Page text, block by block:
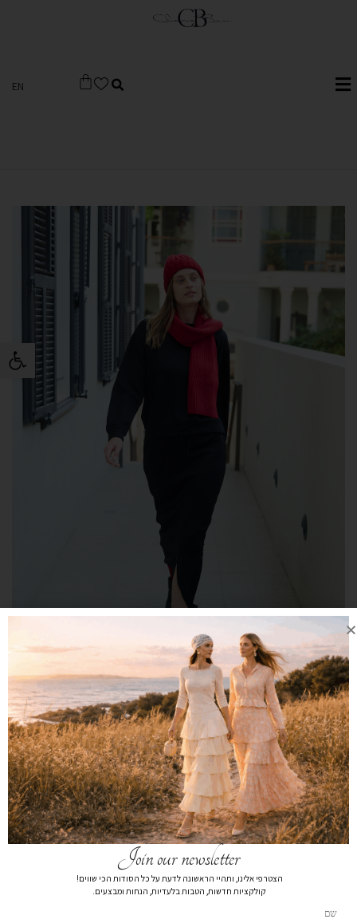
פתח
EN
חצאית עם שרוך קשירה מותן שחור
₪249
₪89 חצאית עם שרוך קשירה מותן 7862
מידה
XS
S
M
L
XL
הרכב בד50% VISCOSE,45% POLYESTER 5% LYCRA
Join our newsletter
הצטרפי אלינו, ותהיי הראשונה לדעת על כל הסודות הכי שווים!
קולקציות חדשות, הטבות בלעדיות, הנחות ומבצעים.